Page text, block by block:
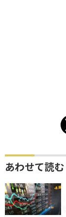
あわせて読む